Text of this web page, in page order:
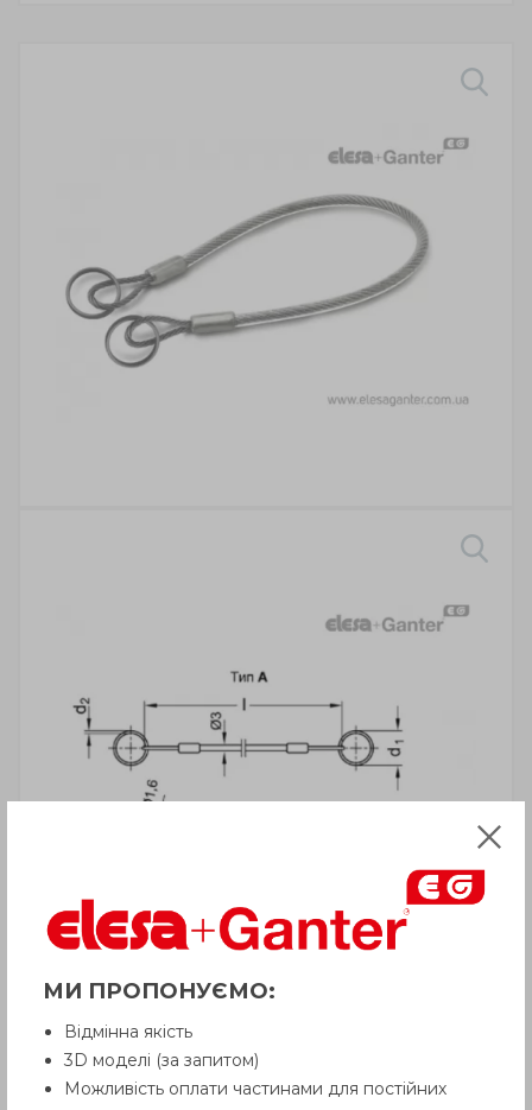
ВНИМАНИЕ!
Товар с пометкой «Есть в наличии»
отгружается Покупателю
рабочих дней. Сроки поставки
МИ ПРОПОНУЄМО:
Відмінна якість
3D моделі (за запитом)
Можливість оплати частинами для постійних